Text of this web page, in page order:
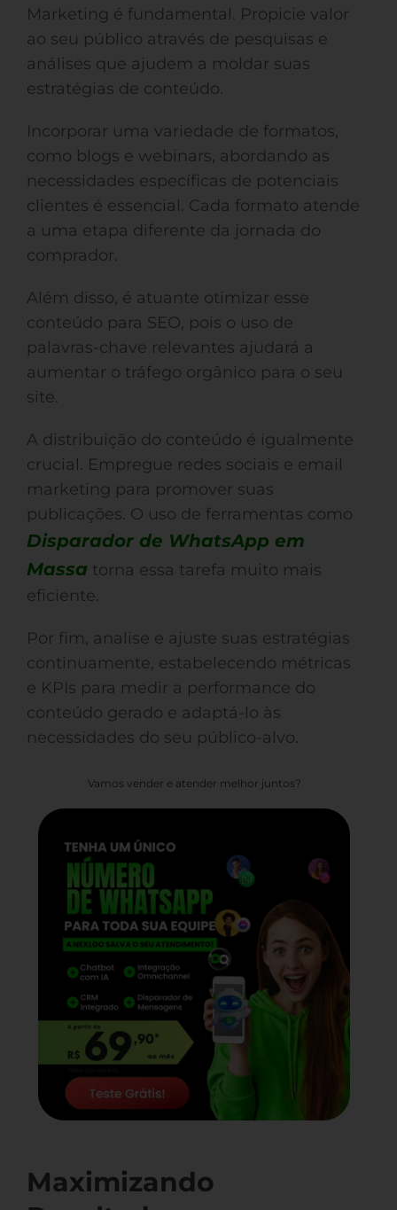
Marketing é fundamental. Propicie valor
ao seu público através de pesquisas e
análises que ajudem a moldar suas
estratégias de conteúdo.
Incorporar uma variedade de formatos,
como blogs e webinars, abordando as
necessidades específicas de potenciais
clientes é essencial. Cada formato atende
a uma etapa diferente da jornada do
comprador.
Além disso, é atuante otimizar esse
conteúdo para SEO, pois o uso de
palavras-chave relevantes ajudará a
aumentar o tráfego orgânico para o seu
site.
A distribuição do conteúdo é igualmente
crucial. Empregue redes sociais e email
marketing para promover suas
publicações. O uso de ferramentas como
Disparador de WhatsApp em
Massa torna essa tarefa muito mais
eficiente.
Por fim, analise e ajuste suas estratégias
continuamente, estabelecendo métricas
e KPIs para medir a performance do
conteúdo gerado e adaptá-lo às
necessidades do seu público-alvo.
Vamos vender e atender melhor juntos?
Maximizando